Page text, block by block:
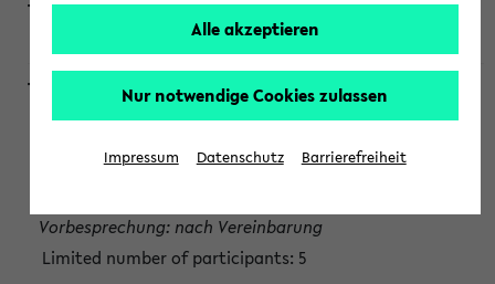
Wendisch, Peters-Wendisch, Stegelmann
Projektmodul "Bakterielle Biotechnologie"
Persönliche Anmeldung beim Veranstalter ist unbedingt
Vorbesprechung: nach Vereinbarung
Limited number of participants: 5
Alle akzeptieren
Nur notwendige Cookies zulassen
Impressum Datenschutz Barrierefreiheit